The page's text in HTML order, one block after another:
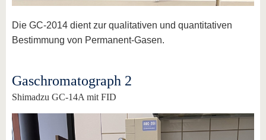
Die GC-2014 dient zur qualitativen und quantitativen
Bestimmung von Permanent-Gasen.
Gaschromatograph 2
Shimadzu GC-14A mit FID